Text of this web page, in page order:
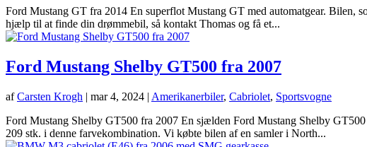
Ford Mustang GT fra 2014 En superflot Mustang GT med automatgear. Bilen,
hjælp til at finde din drømmebil, så kontakt Thomas og få et...
Ford Mustang Shelby GT500 fra 2007
afCarsten Krogh | mar 4, 2024 | Amerikanerbiler, Cabriolet, Sportsvogne
Ford Mustang Shelby GT500 fra 2007 En sjælden Ford Mustang Shelby
209 stk. i denne farvekombination. Vi købte bilen af en samler i North...